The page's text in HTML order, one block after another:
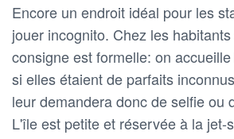
Encore un endroit idéal pour les
jouer incognito. Chez les
consigne est formelle: on
si elles étaient de parfaits
leur demandera donc de selfie ou
L'île est petite et réservée à la jet-